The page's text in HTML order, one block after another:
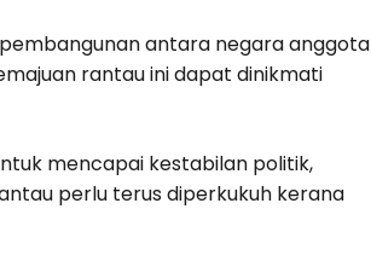
antara negara anggota
rantau ini dapat dinikmati
mencapai kestabilan politik,
perlu terus diperkukuh kerana